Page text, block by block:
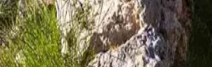
PlayasPueblosCulturaReserva de la BiosferaFiestas
ActividadesCompras